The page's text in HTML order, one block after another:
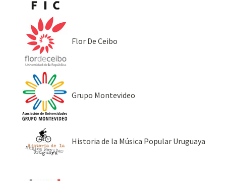
Flor De Ceibo
Grupo Montevideo
Historia de la Música Popular Uruguaya